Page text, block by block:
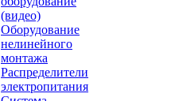
(видео)
Оборудование
нелинейного
монтажа
Распределители
электропитания